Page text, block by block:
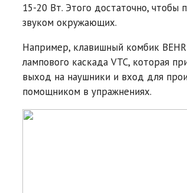
15-20 Вт. Этого достаточно,
звуком окружающих.
Например, клавишный комбик
лампового каскада VTC, которая
выход на наушники и вход для
помощником в упражнениях.